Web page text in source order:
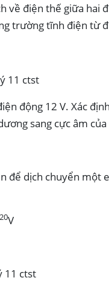
về điện thế giữa hai
trường tĩnh điện từ
11 ctst
động 12 V. Xác
sang cực âm
để dịch chuyển một
V
11 ctst